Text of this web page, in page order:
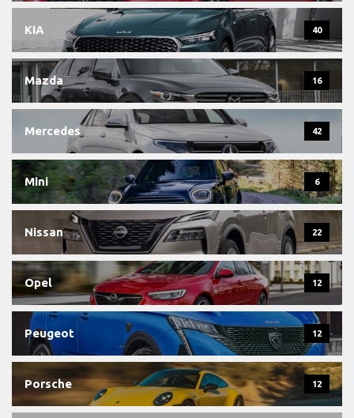
KIA 40
Mazda 16
Mercedes 42
Mini 6
Nissan 22
Opel 12
Peugeot 12
Porsche 12